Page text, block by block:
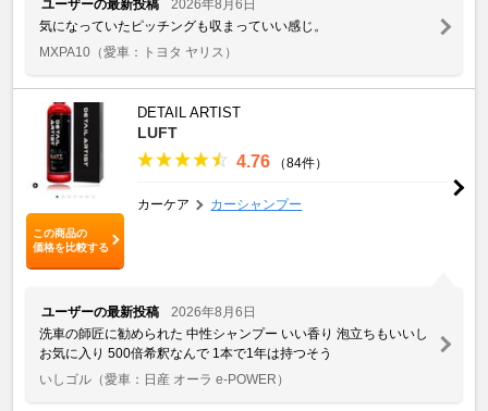
ユーザーの最新投稿
2026年8月6日
気になっていたピッチングも収まっていい感じ。
MXPA10 （愛車：トヨタ ヤリス）
この商品の
価格を比較する
DETAIL ARTIST
LUFT
4.76 （84件）
カーケア カーシャンプー
ユーザーの最新投稿
2026年8月6日
洗車の師匠に勧められた 中性シャンプー いい香り 泡立ちもいいし
お気に入り 500倍希釈なんで 1本で1年は持つそう
いしゴル （愛車：日産 オーラ e-POWER）